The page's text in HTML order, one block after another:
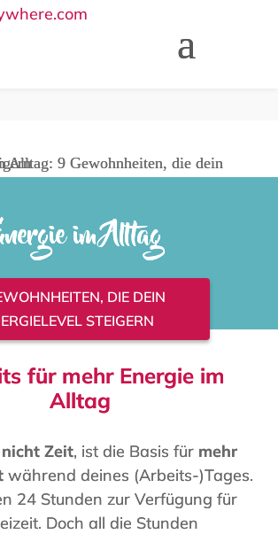
im Alltag
DIE DEIN
STEIGERN
für mehr Energie im
Alltag
Zeit, ist die Basis für mehr
während deines (Arbeits-)Tages.
24 Stunden zur Verfügung für
Doch all die Stunden